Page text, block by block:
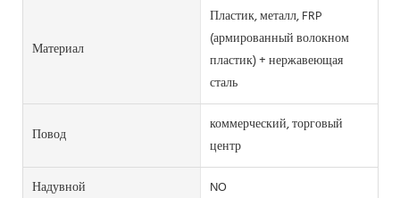
Материал
Пластик, металл, FRP
(армированный волокном
пластик) + нержавеющая
сталь
Повод
коммерческий, торговый
центр
Надувной
NO